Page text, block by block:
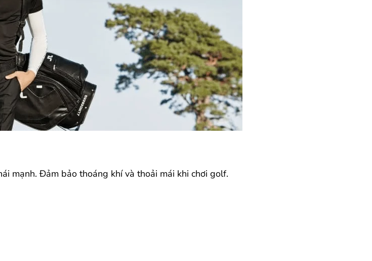
mạnh. Đảm bảo thoáng khí và thoải mái khi chơi golf.